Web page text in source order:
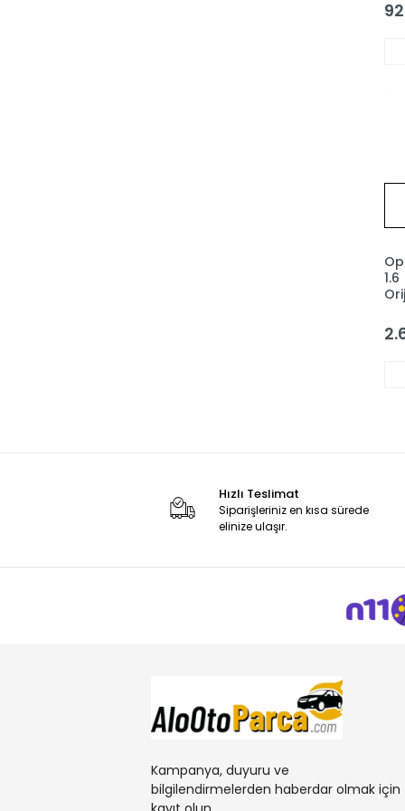
Hızlı Teslimat
Siparişleriniz en kısa sürede
elinize ulaşır.
Kampanya, duyuru ve
bilgilendirmelerden haberdar olmak için